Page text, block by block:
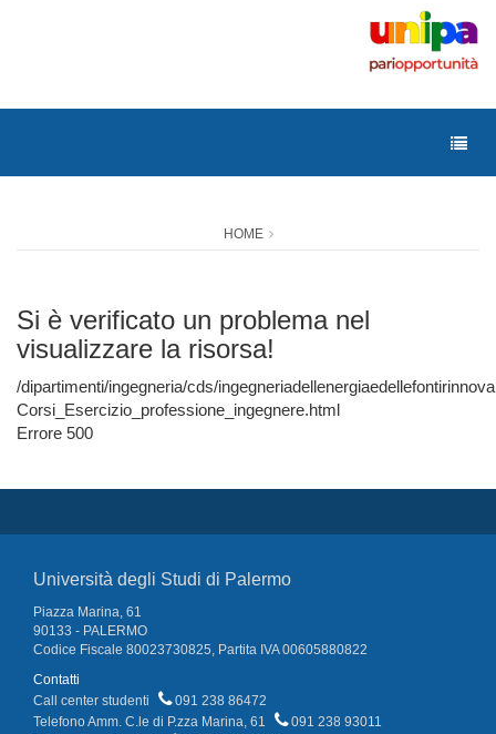
HOME
Si è verificato un problema nel
visualizzare la risorsa!
/dipartimenti/ingegneria/cds/
Corsi_Esercizio_professione_ingegnere.html
Errore 500
Università degli Studi di Palermo
Piazza Marina, 61
90133 - PALERMO
Codice Fiscale 80023730825, Partita IVA 00605880822
Contatti
Call center studenti
091 238 86472
Telefono Amm. C.le di P.zza Marina, 61
091 238 93011